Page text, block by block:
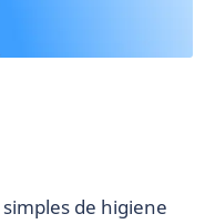
de higiene